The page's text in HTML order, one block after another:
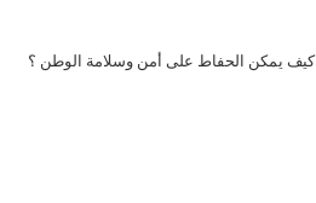
كيف يمكن الحفاط على أمن وسلامة الوطن ؟